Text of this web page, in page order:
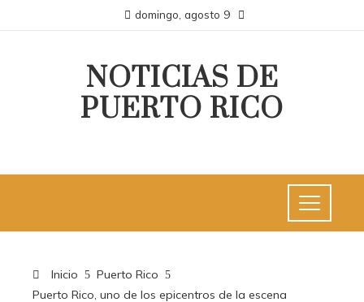
domingo, agosto 9
NOTICIAS DE
PUERTO RICO
Inicio
Puerto Rico
Puerto Rico, uno de los epicentros de la escena